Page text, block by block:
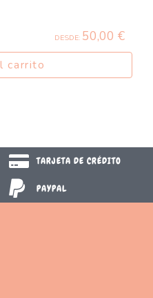
DESDE: 50,00€
carrito
TARJETA DE CRÉDITO
PAYPAL